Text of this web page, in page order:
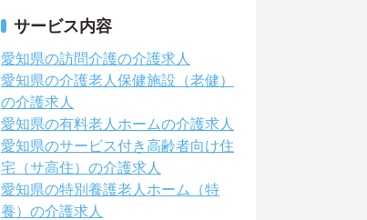
サービス内容
愛知県の訪問介護の介護求人
愛知県の介護老人保健施設（老健）
の介護求人
愛知県の有料老人ホームの介護求人
愛知県のサービス付き高齢者向け住
宅（サ高住）の介護求人
愛知県の特別養護老人ホーム（特
養）の介護求人